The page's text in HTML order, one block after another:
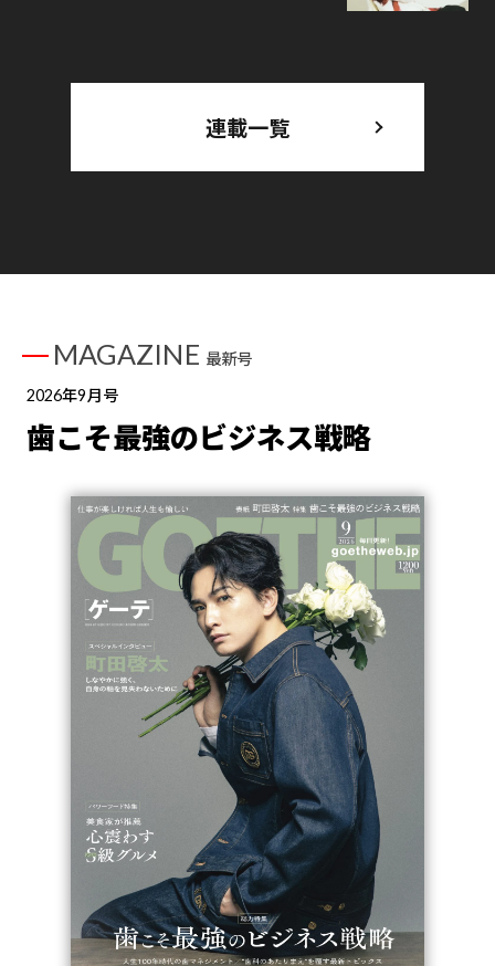
連載一覧
MAGAZINE 最新号
2026年9月号
歯こそ最強のビジネス戦略